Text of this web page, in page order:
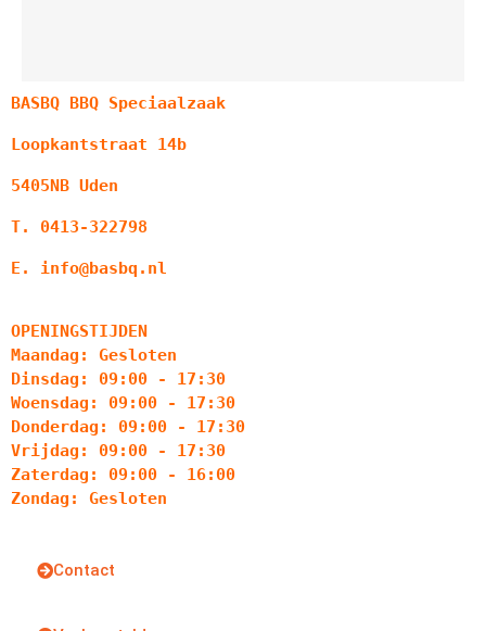
BASBQ BBQ Speciaalzaak
Loopkantstraat 14b
5405NB Uden
T. 0413-322798
E. info@basbq.nl
OPENINGSTIJDEN
Maandag: Gesloten
Dinsdag: 09:00 - 17:30
Woensdag: 09:00 - 17:30
Donderdag: 09:00 - 17:30
Vrijdag: 09:00 - 17:30
Zaterdag: 09:00 - 16:00
Zondag: Gesloten
Contact